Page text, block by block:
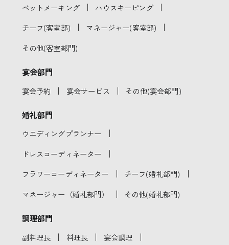
ベットメーキング ｜ ハウスキーピング ｜
チーフ(客室部) ｜ マネージャー(客室部) ｜
その他(客室部門)
宴会部門
宴会予約 ｜ 宴会サービス ｜ その他(宴会部門)
婚礼部門
ウエディングプランナー ｜
ドレスコーディネーター ｜
フラワーコーディネーター ｜ チーフ(婚礼部門) ｜
マネージャー（婚礼部門） ｜ その他(婚礼部門)
調理部門
副料理長 ｜ 料理長 ｜ 宴会調理 ｜